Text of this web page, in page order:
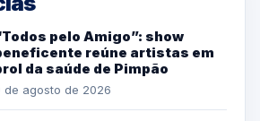
pelo Amigo”: show
reúne artistas em
da saúde de Pimpão
de agosto de 2026